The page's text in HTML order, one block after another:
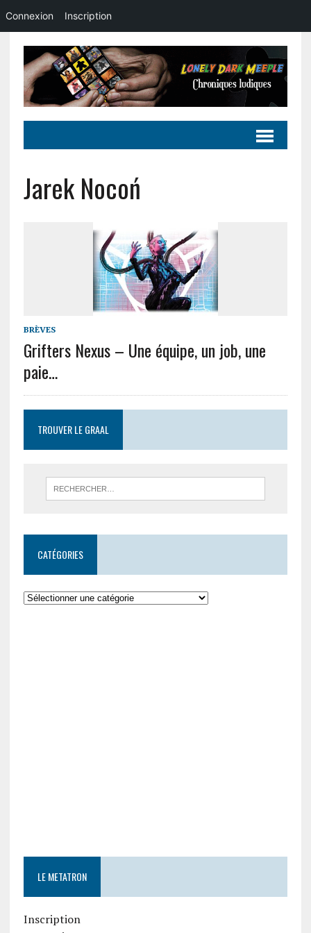
Jarek Nocoń
BRÈVES
Grifters Nexus – Une équipe, un job, une
paie…
TROUVER LE GRAAL
CATÉGORIES
LE METATRON
Inscription
Connexion Inscription